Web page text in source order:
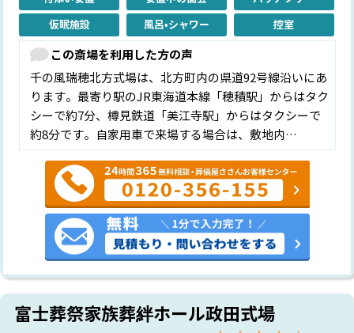
仮眠施設
風呂•シャワー 控室
この斎場を利用した方の声
千の風瑞穂北方式場は、北方町内の県道92号線沿いにあ
ります。最寄り駅のJR東海道本線「穂積駅」からはタク
シーで約7分、樽見鉄道「美江寺駅」からはタクシーで
約8分です。自家用車で来場する場合は、敷地内…
富士葬祭家族葬絆ホール政田式場